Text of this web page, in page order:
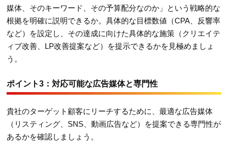
媒体、そのキーワード、その予算配分なのか」という戦略的な
根拠を明確に説明できるか。具体的な目標数値（CPA、反響率
など）を設定し、その達成に向けた具体的な施策（クリエイテ
ィブ改善、LP改善提案など）を提示できるかを見極めましょ
う。
ポイント3：対応可能な広告媒体と専門性
貴社のターゲット顧客にリーチするために、最適な広告媒体
（リスティング、SNS、動画広告など）を提案できる専門性が
あるかを確認しましょう。